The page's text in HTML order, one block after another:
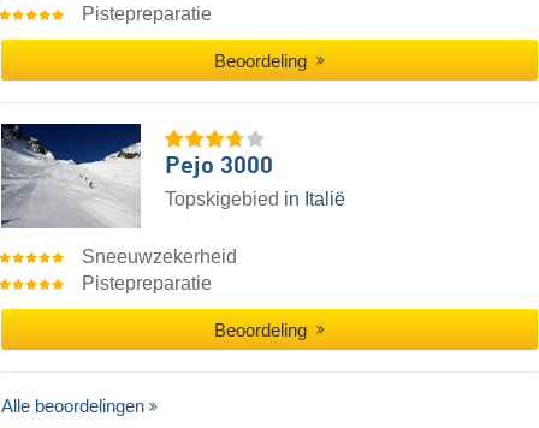
Pistepreparatie
Beoordeling
Pejo 3000
Topskigebied in Italië
Sneeuwzekerheid
Pistepreparatie
Beoordeling
Alle beoordelingen